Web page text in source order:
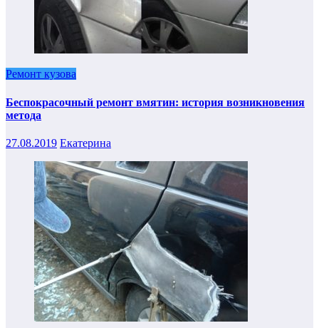
Ремонт кузова
Беспокрасочный ремонт вмятин: история возникновения
метода
27.08.2019 Екатерина